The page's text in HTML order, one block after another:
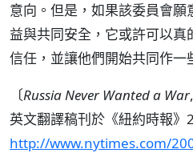
意向。但是，如果該委員會
益與共同安全，它或許可以
信任，並讓他們開始共同作一
〔Russia Never Wanted a War
英文翻譯稿刊於《紐約時報
http://www.nytimes.com/